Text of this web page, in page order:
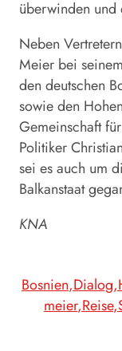
überwinden und
Neben
Meier bei
den deutschen
sowie den
Gemeinschaft
Politiker
sei es auch um
Balkanstaat
KNA
Bosnien Dialog
meier Reise